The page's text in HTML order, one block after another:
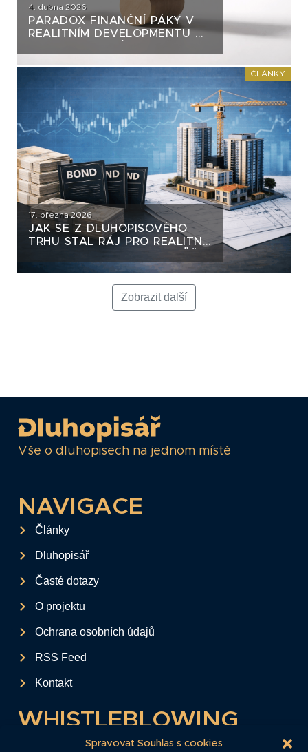
Spravovat Souhlas s cookies
4. dubna 2026
PARADOX FINANČNÍ PÁKY V
REALITNÍM DEVELOPMENTU A
ČLÁNKY
17. března 2026
JAK SE Z DLUHOPISOVÉHO
TRHU STAL RÁJ PRO REALITNÍ
Zobrazit další
Vše o dluhopisech na jednom místě
NAVIGACE
Články
Dluhopisář
Časté dotazy
O projektu
Ochrana osobních údajů
RSS Feed
Kontakt
WHISTLEBLOWING
Tento formulář slouží k anonymnímu zaslání